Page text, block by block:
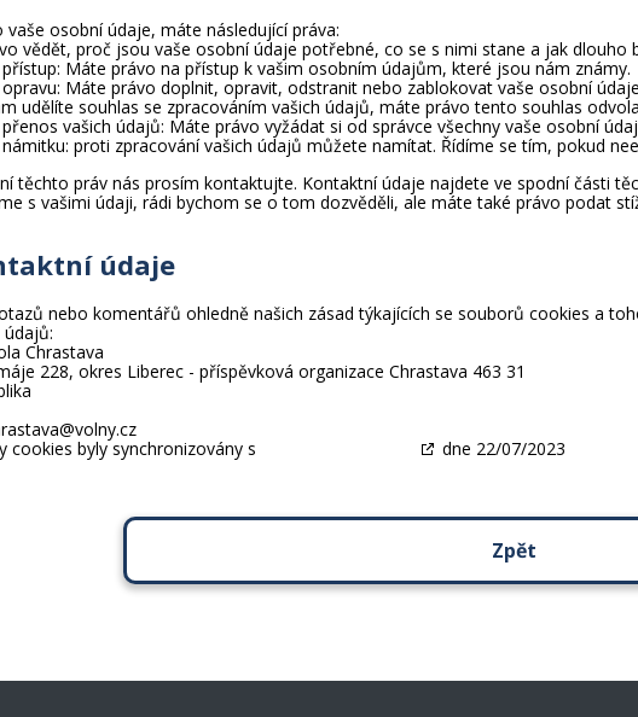
vaše osobní údaje, máte následující práva:
vědět, proč jsou vaše osobní údaje potřebné, co se s nimi stane a jak dlouho
Máte právo na přístup k vašim osobním údajům, které jsou nám známy.
Máte právo doplnit, opravit, odstranit nebo zablokovat vaše osobní
udělíte souhlas se zpracováním vašich údajů, máte právo tento souhlas
vašich údajů: Máte právo vyžádat si od správce všechny vaše osobní
proti zpracování vašich údajů můžete namítat. Řídíme se tím, pokud
těchto práv nás prosím kontaktujte. Kontaktní údaje najdete ve spodní části
s vašimi údaji, rádi bychom se o tom dozvěděli, ale máte také právo podat
údaje
nebo komentářů ohledně našich zásad týkajících se souborů cookies a
Chrastava
228, okres Liberec - příspěvková organizace Chrastava 463 31
www.zschrastava.cz
volny.cz
cookies byly synchronizovány s
dne 22/07/2023
Zpět